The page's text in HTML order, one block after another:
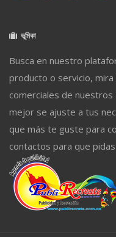
ভূমিকা
Busca en nuestro
producto o servicio,
comerciales de
mejor se ajuste a tus
que más te guste para
contactos para que